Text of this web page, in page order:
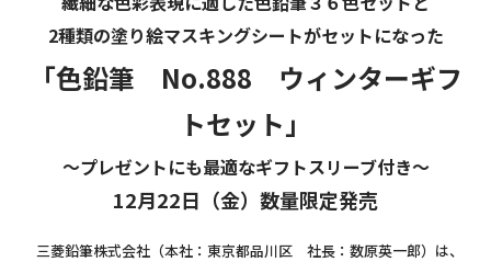
2種類の塗り絵マスキングシートがセットになった
「色鉛筆 No.888 ウィンターギフ
トセット」
～プレゼントにも最適なギフトスリーブ付き～
12月22日（金）数量限定発売
三菱鉛筆株式会社（本社：東京都品川区 社長：数原英一郎）は、